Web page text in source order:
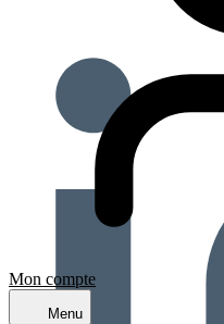
Mon compte
Menu